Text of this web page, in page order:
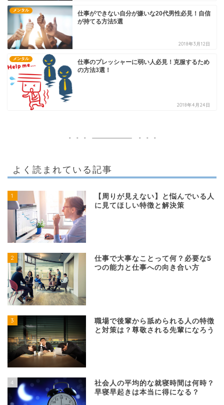
メンタル
仕事ができない自分が嫌いな20代男性必見！自信
が持てる方法5選
2018年3月12日
メンタル
仕事のプレッシャーに弱い人必見！克服するため
の方法3選！
2018年4月24日
よく読まれている記事
1
【周りが見えない】と悩んでいる人
に見てほしい特徴と解決策
2
仕事で大事なことって何？必要な5
つの能力と仕事への向き合い方
3
職場で後輩から舐められる人の特徴
と対策は？尊敬される先輩になろう
4
社会人の平均的な就寝時間は何時？
早寝早起きは本当に得になる？